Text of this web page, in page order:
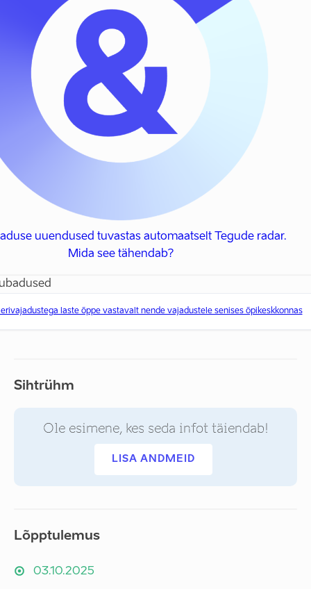
uuendused tuvastas automaatselt Tegude radar.
Mida see tähendab?
laste õppe vastavalt nende vajadustele senises õpikeskkonnas
Sihtrühm
Ole esimene, kes seda infot täiendab!
LISA ANDMEID
Lõpptulemus
03.10.2025